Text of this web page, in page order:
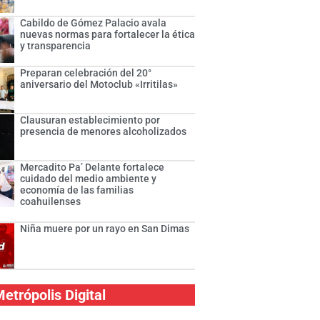
Cabildo de Gómez Palacio avala
nuevas normas para fortalecer la ética
y transparencia
Preparan celebración del 20°
aniversario del Motoclub «Irritilas»
Clausuran establecimiento por
presencia de menores alcoholizados
Mercadito Pa’ Delante fortalece
cuidado del medio ambiente y
economía de las familias
coahuilenses
Niña muere por un rayo en San Dimas
Digital